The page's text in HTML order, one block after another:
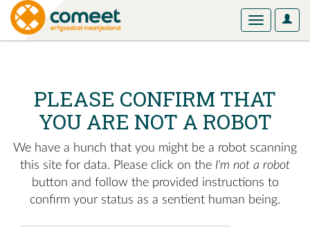
User
Toggle
PLEASE CONFIRM THAT
YOU ARE NOT A ROBOT
We have a hunch that you might be a robot scanning
this site for data. Please click on the I'm not a robot
button and follow the provided instructions to
confirm your status as a sentient human being.